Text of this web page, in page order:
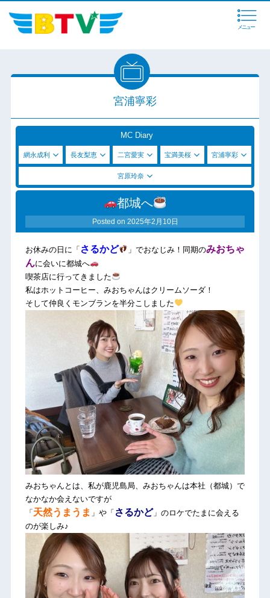
メニュー
宮浦寧彩
MC Diary
網永成利 長友梨恵 二宮愛実 宝満美桜 宮浦寧彩
宮原玲奈
都城へ
Posted on 2025年2月10日
お休みの日に「 さるかど 」でおなじみ！同期のみおちゃ
んに会いに都城へ
喫茶店に行ってきました
私はホットコーヒー、みおちゃんはクリームソーダ！
そして仲良くモンブランを半分こしました
みおちゃんとは、私が鹿児島局、みおちゃんは本社（都城）で
なかなか会えないですが
「天然うまうま 」や「 さるかど」のロケでたまに会える
のが楽しみ♪